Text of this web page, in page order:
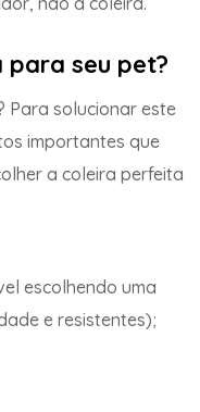
para seu pet?
Para solucionar este
importantes que
a coleira perfeita
escolhendo uma
e resistentes);